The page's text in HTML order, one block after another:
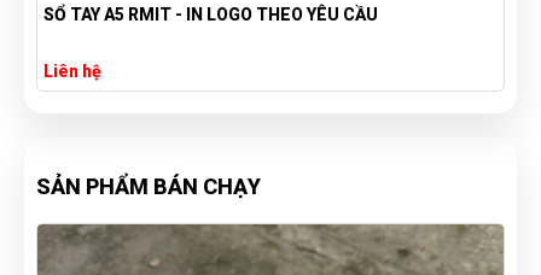
RMIT - IN LOGO THEO YÊU CẦU
SẢN PHẨM BÁN CHẠY